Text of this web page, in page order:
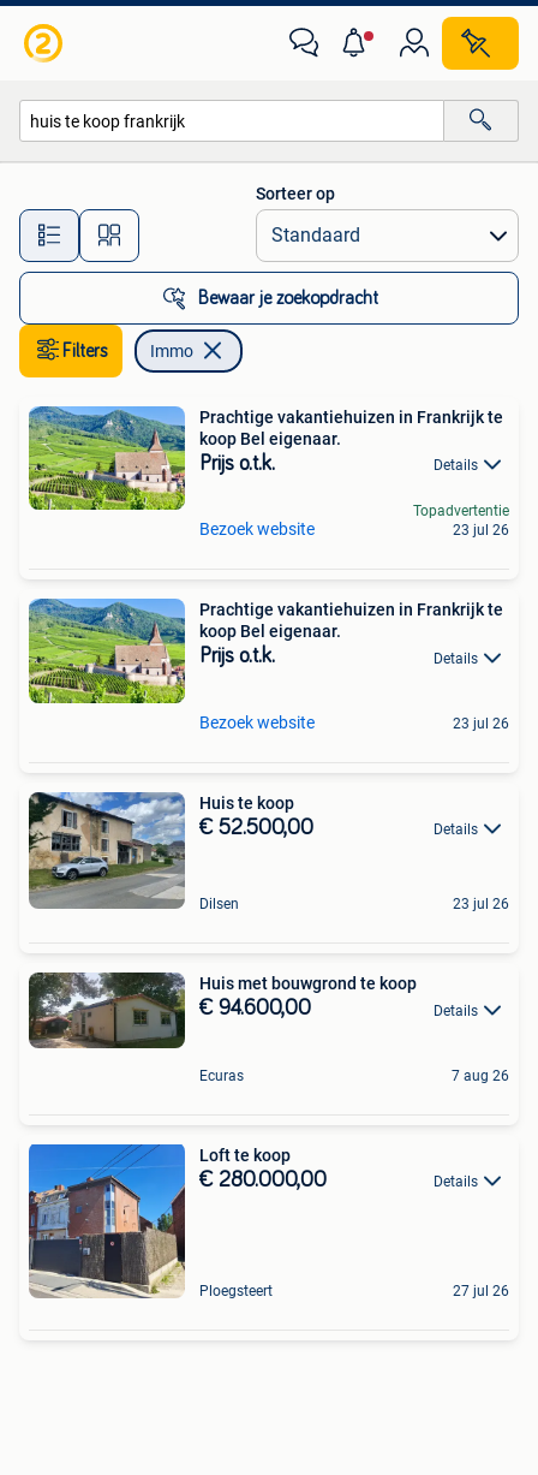
Alle afstanden…
Sorteer op
Bewaar je zoekopdracht
Filters Immo
Prachtige vakantiehuizen in Frankrijk te
koop Bel eigenaar.
Prijs o.t.k. Details
Bezoek website
Topadvertentie
23 jul 26
Prachtige vakantiehuizen in Frankrijk te
koop Bel eigenaar.
Prijs o.t.k. Details
Bezoek website 23 jul 26
Huis te koop
€ 52.500,00 Details
Dilsen 23 jul 26
Huis met bouwgrond te koop
€ 94.600,00 Details
Ecuras 7 aug 26
Loft te koop
€ 280.000,00 Details
Ploegsteert 27 jul 26